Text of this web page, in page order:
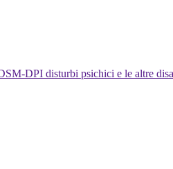
I disturbi psichici e le altre